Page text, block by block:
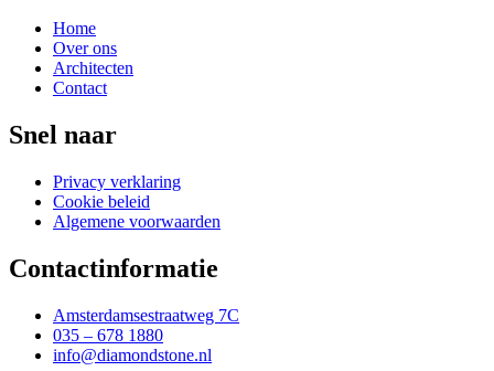
Home
Over ons
Architecten
Contact
Snel naar
Privacy verklaring
Cookie beleid
Algemene voorwaarden
Contactinformatie
Amsterdamsestraatweg 7C
035 – 678 1880
info@diamondstone.nl